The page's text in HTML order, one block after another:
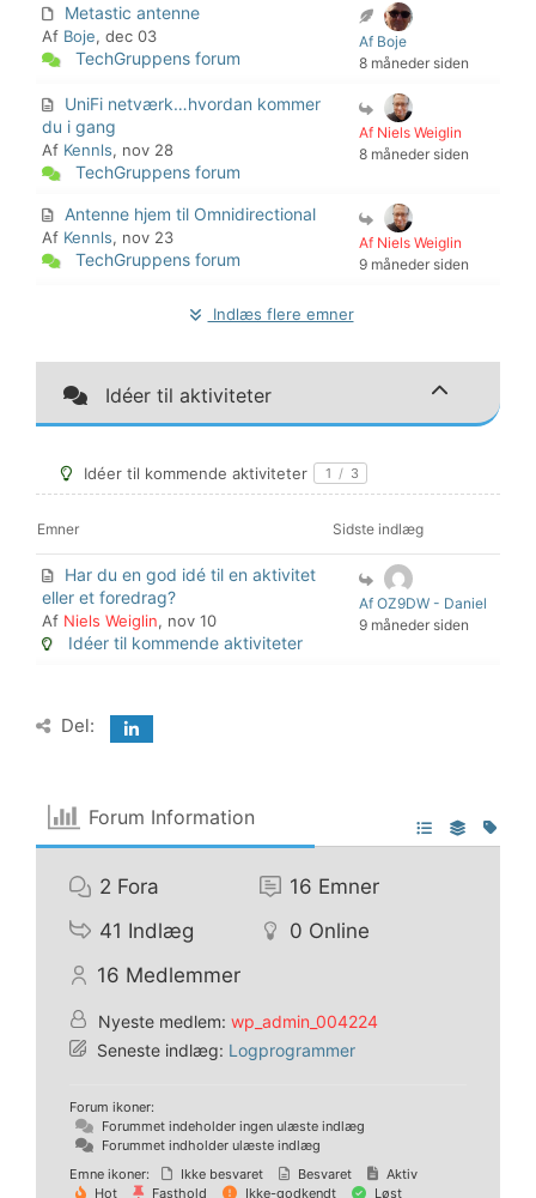
Metastic antenne
Af Boje, dec 03
TechGruppens forum
Af Boje
8 måneder siden
UniFi netværk…hvordan kommer
du i gang
Af Kennls, nov 28
TechGruppens forum
Af Niels Weiglin
8 måneder siden
Antenne hjem til Omnidirectional
Af Kennls, nov 23
TechGruppens forum
Af Niels Weiglin
9 måneder siden
Indlæs flere emner
Idéer til aktiviteter
Idéer til kommende aktiviteter 1 / 3
Emner Sidste indlæg
Har du en god idé til en aktivitet
eller et foredrag?
Af Niels Weiglin, nov 10
Idéer til kommende aktiviteter
Af OZ9DW - Daniel
9 måneder siden
Del:
Forum Information
2 Fora 16 Emner
41 Indlæg 0 Online
16 Medlemmer
Nyeste medlem: wp_admin_004224
Seneste indlæg: Logprogrammer
Forum ikoner:
Forummet indeholder ingen ulæste indlæg
Forummet indholder ulæste indlæg
Emne ikoner:
Ikke besvaret Besvaret
Aktiv
Hot
Fasthold Ikke-godkendt Løst